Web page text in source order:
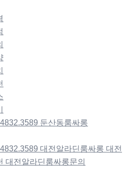
둔산동룸싸롱
대전알라딘룸싸롱 대전
대전알라딘룸싸롱문의